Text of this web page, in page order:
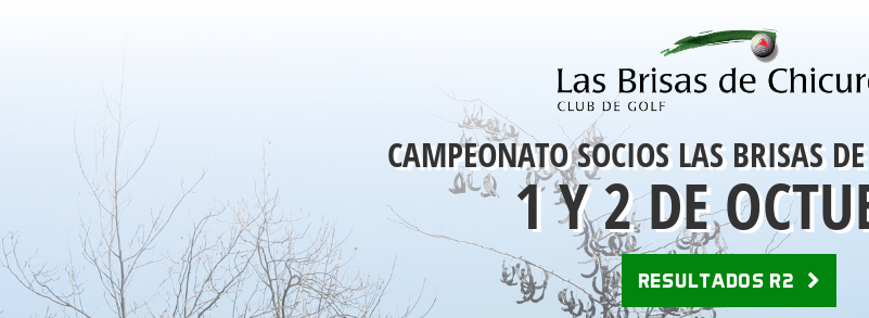
CAMPEONATO SOCIOS LAS BRISAS
1 Y 2 DE
RESULTADOS R2